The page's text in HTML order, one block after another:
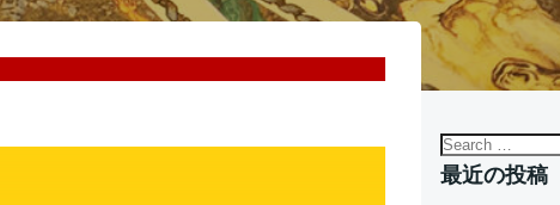
Search
for:
最近の投稿